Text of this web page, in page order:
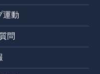
運動
問